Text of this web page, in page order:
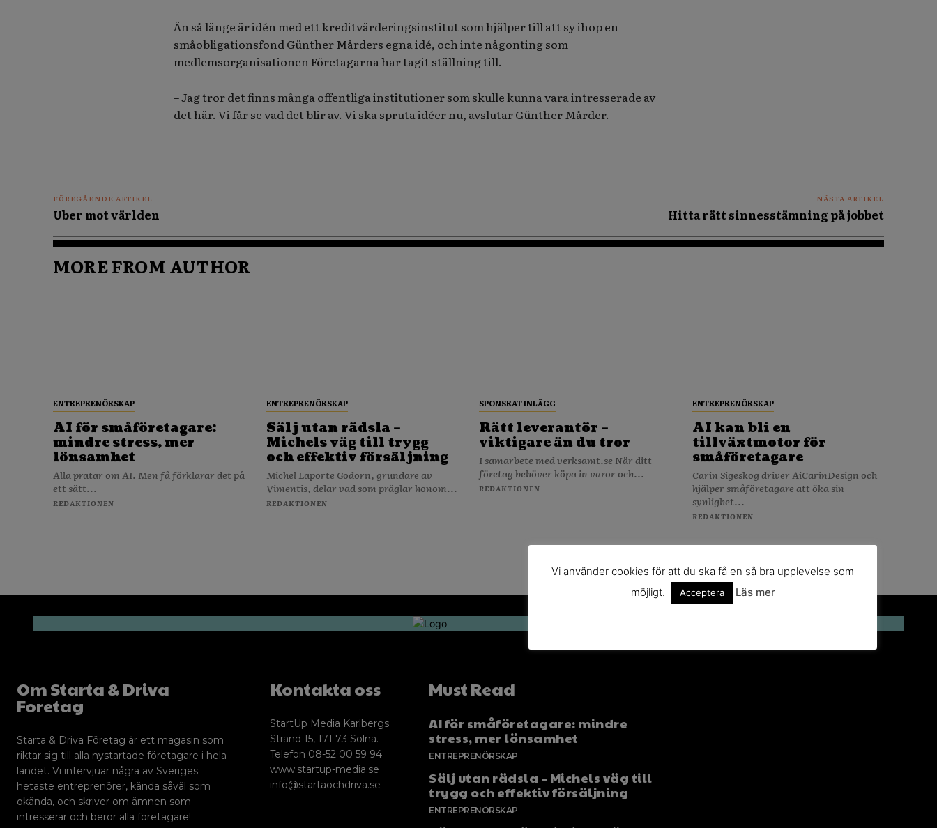
Än så länge är idén med ett kreditvärderingsinstitut som hjälper till att sy ihop en
småobligationsfond Günther Mårders egna idé, och inte någonting som
medlemsorganisationen Företagarna har tagit ställning till.
– Jag tror det finns många offentliga institutioner som skulle kunna vara intresserade av
det här. Vi får se vad det blir av. Vi ska spruta idéer nu, avslutar Günther Mårder.
FÖREGÅENDE ARTIKEL
Uber mot världen
NÄSTA ARTIKEL
Hitta rätt sinnesstämning på jobbet
MORE FROM AUTHOR
ENTREPRENÖRSKAP
AI för småföretagare:
mindre stress, mer
lönsamhet
Alla pratar om AI. Men få förklarar det på
ett sätt...
REDAKTIONEN
ENTREPRENÖRSKAP
Sälj utan rädsla –
Michels väg till trygg
och effektiv försäljning
Michel Laporte Godorn, grundare av
Vimentis, delar vad som präglar honom...
REDAKTIONEN
SPONSRAT INLÄGG
Rätt leverantör –
viktigare än du tror
I samarbete med verksamt.se När ditt
företag behöver köpa in varor och...
REDAKTIONEN
ENTREPRENÖRSKAP
AI kan bli en
tillväxtmotor för
småföretagare
Carin Sigeskog driver AiCarinDesign och
hjälper småföretagare att öka sin
synlighet...
REDAKTIONEN
Om Starta & Driva
Foretag
Starta & Driva Företag är ett magasin som
riktar sig till alla nystartade företagare i hela
landet. Vi intervjuar några av Sveriges
hetaste entreprenörer, kända såväl som
okända, och skriver om ämnen som
intresserar och berör alla företagare!
Kontakta oss
StartUp Media Karlbergs
Strand 15, 171 73 Solna.
Telefon 08-52 00 59 94
www.startup-media.se
info@startaochdriva.se
Must Read
AI för småföretagare: mindre
stress, mer lönsamhet
ENTREPRENÖRSKAP
Sälj utan rädsla – Michels väg till
trygg och effektiv försäljning
ENTREPRENÖRSKAP
Vi använder cookies för att du ska få en så bra upplevelse som
möjligt.
Acceptera Läs mer